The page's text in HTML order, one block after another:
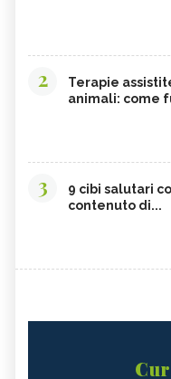
2
Terapie
animali: come
3
9 cibi salutari
contenuto di...